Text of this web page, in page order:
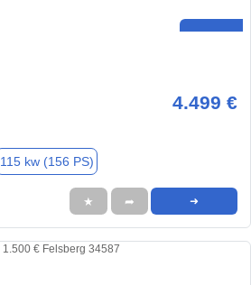
4.499 €
115 kw (156 PS)
★ ➦ ➜